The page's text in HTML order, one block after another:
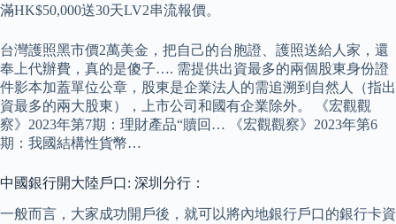
滿HK$50,000送30天LV2串流報價。
台灣護照黑市價2萬美金，把自己的台胞證、護照送給人家，還
奉上代辦費，真的是傻子…. 需提供出資最多的兩個股東身份證
件影本加蓋單位公章，股東是企業法人的需追溯到自然人（指出
資最多的兩大股東），上市公司和國有企業除外。 《宏觀觀
察》2023年第7期：理財產品“贖回… 《宏觀觀察》2023年第6
期：我國結構性貨幣…
中國銀行開大陸戶口: 深圳分行：
一般而言，大家成功開戶後，就可以將內地銀行戶口的銀行卡資